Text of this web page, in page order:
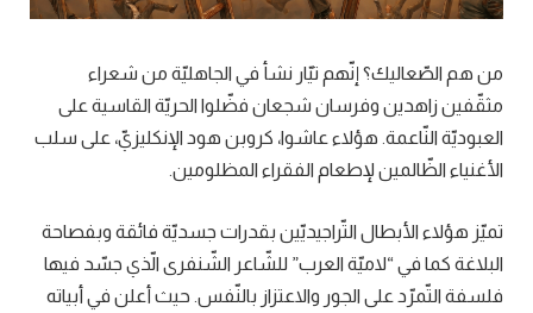
من هم الصّعاليك؟ إنّهم تيّار نشأ في الجاهليّة من شعراء
مثقّفين زاهدين وفرسان شجعان فضّلوا الحريّة القاسية على
العبوديّة النّاعمة. هؤلاء عاشوا، كروبن هود الإنكليزيّ، على سلب
الأغنياء الظّالمين لإطعام الفقراء المظلومين.
تميّز هؤلاء الأبطال التّراجيديّين بقدرات جسديّة فائقة وبفصاحة
البلاغة كما في “لاميّة العرب” للشّاعر الشّنفرى الّذي جسّد فيها
فلسفة التّمرّد على الجور والاعتزاز بالنّفس. حيث أعلن في أبياته